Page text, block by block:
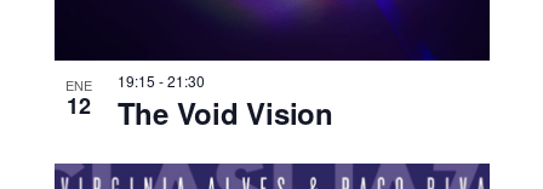
ENE
12
19:15 -21:30
The Void Vision